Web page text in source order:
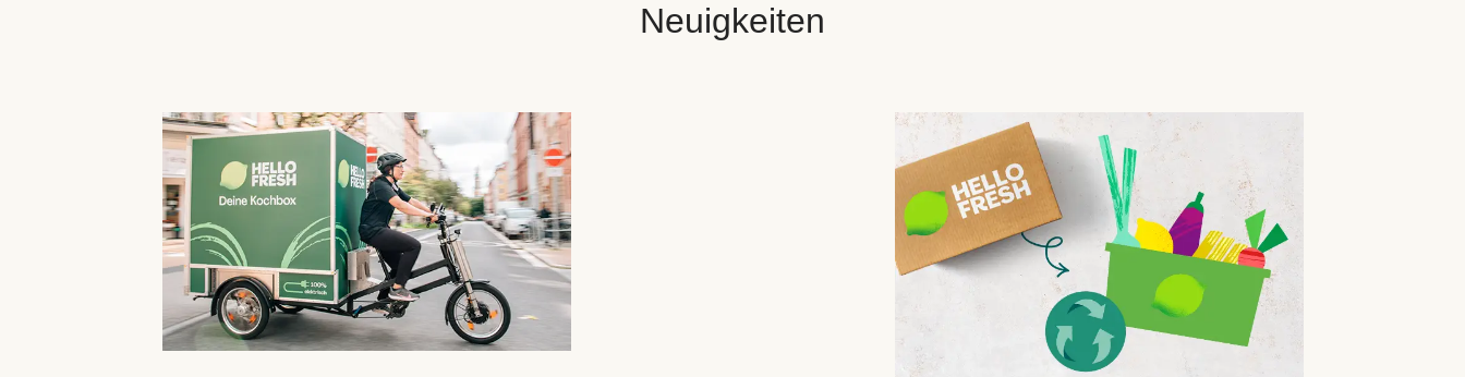
Neuigkeiten